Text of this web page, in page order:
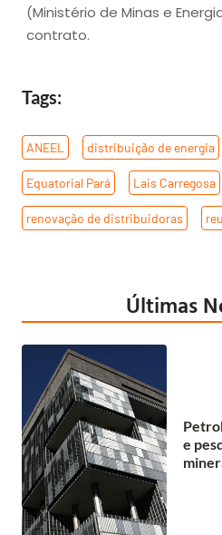
(Ministério de Minas e
contrato.
Tags:
ANEEL distribuição de energia
Equatorial Pará Lais Carregosa
renovação de distribuidoras
Últimas
e